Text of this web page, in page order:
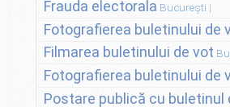
Frauda electorala București
Fotografierea buletinului de
Filmarea buletinului de vot
Fotografierea buletinului de
Postare publică cu buletinul